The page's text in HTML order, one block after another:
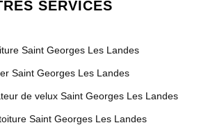
SERVICES
Saint Georges Les Landes
Saint Georges Les Landes
de velux Saint Georges Les Landes
Saint Georges Les Landes